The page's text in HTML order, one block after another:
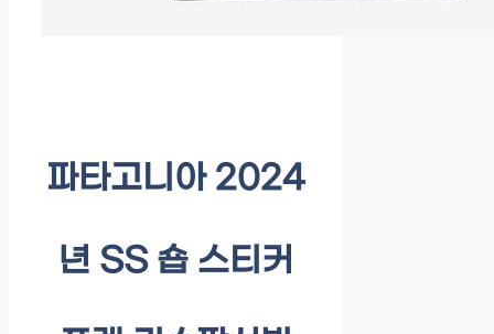
파타고니아 2024
년 SS 숍 스티커